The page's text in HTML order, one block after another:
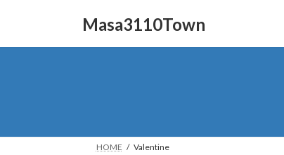
Masa3110Town
HOME Valentine